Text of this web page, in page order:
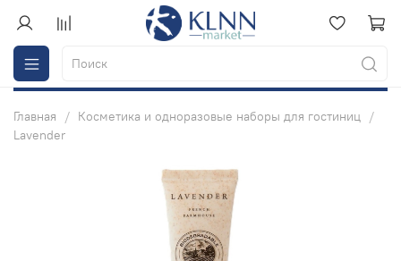
Главная
Косметика и одноразовые наборы для гостиниц
Lavender